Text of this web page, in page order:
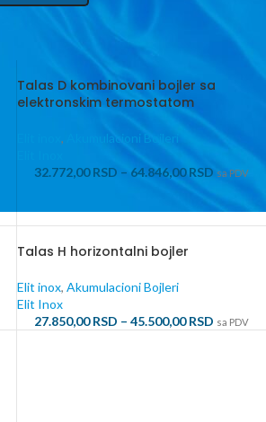
Talas D kombinovani bojler sa
elektronskim termostatom
,
Akumulacioni Bojleri
32.772,00RSD – 64.846,00RSD sa PDV
Talas H horizontalni bojler
Elit inox, Akumulacioni Bojleri
Elit Inox
27.850,00RSD – 45.500,00RSD sa PDV